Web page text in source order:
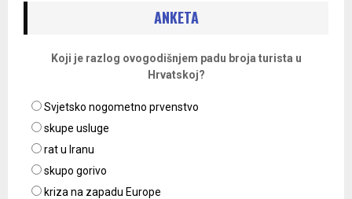
ANKETA
Koji je razlog ovogodišnjem padu broja turista u
Hrvatskoj?
Svjetsko nogometno prvenstvo
skupe usluge
rat u Iranu
skupo gorivo
kriza na zapadu Europe